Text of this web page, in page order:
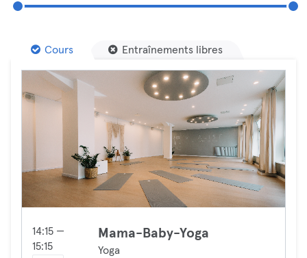
Cours Entraînements libres
14:15 —
15:15
Mama-Baby-Yoga
Yoga